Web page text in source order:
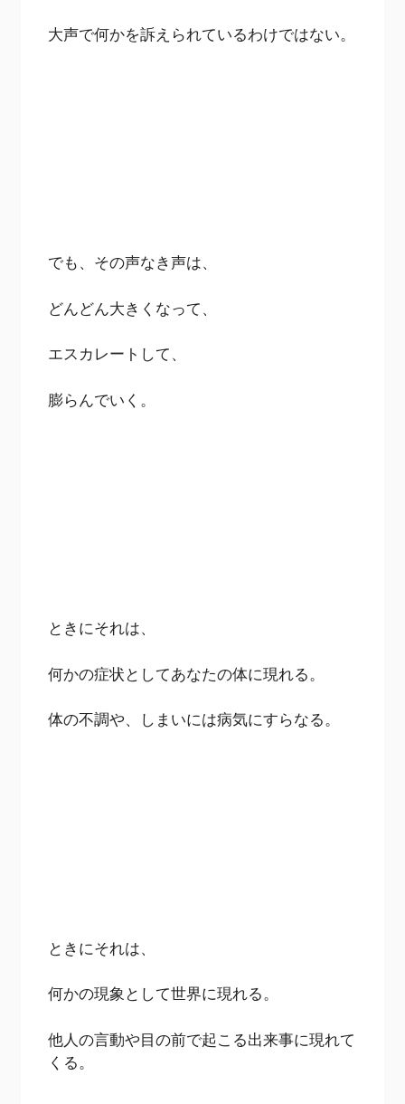
大声で何かを訴えられているわけではない。
でも、その声なき声は、
どんどん大きくなって、
エスカレートして、
膨らんでいく。
ときにそれは、
何かの症状としてあなたの体に現れる。
体の不調や、しまいには病気にすらなる。
ときにそれは、
何かの現象として世界に現れる。
他人の言動や目の前で起こる出来事に現れて
くる。